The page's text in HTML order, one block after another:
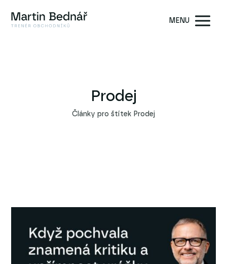
MENU
Prodej
Články pro štítek Prodej